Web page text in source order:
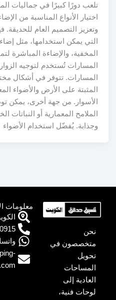
تلعب دورًا كبيرًا في جماليات
اختيار الأنواع المناسبة من
وتعزيز التصميم العام
التي يمكن استخدامها، مثل
المخفية، والإضاءة المباشرة
المسارات تُستخدم لتوجيه
المسارات. تتوفر في أشكال
المثبتة على الأرض والأضواء
الأسوار. من جهة أخرى، يمكن
الملامح المعمارية أو النباتات
وجذابة. يُفضّل استخدام الأضواء
نحن
متخصصون في
تحويل
المساحات
العادية إلى
لوحات فنية،
معلومات